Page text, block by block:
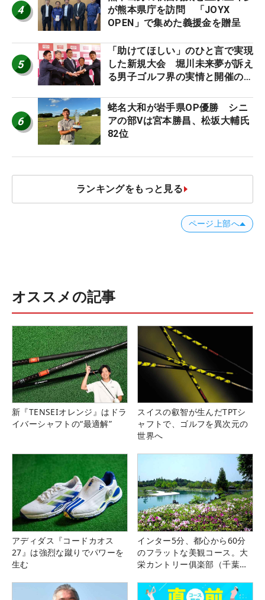
4
が熊本県庁を訪問 「JOYX
OPEN」で集めた義援金を贈呈
5
「助けてほしい」のひと言で実現
した新規大会 堀川未来夢が訴え
る男子ゴルフ界の実情と開催の舞
6
蛯名大和が岩手県OP優勝 シニ
アの部Vは宮本勝昌、松坂大輔氏
82位
ランキングをもっと見る
ページ上部へ
オススメの記事
新『TENSEIオレンジ』はドラ
イバーシャフトの“最適解”
スイスの叡智が生んだTPTシ
ャフトで、ゴルフを異次元の
世界へ
アディダス『コードカオス
27』は強烈な蹴りでパワーを
生む
インター5分、都心から60分
のフラットな美観コース。大
栄カントリー俱楽部（千葉